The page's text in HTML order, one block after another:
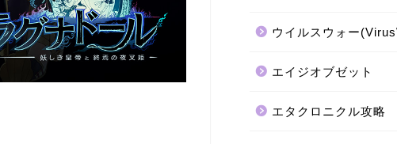
ウイルスウォー
エイジオブゼット
エタクロニクル攻略